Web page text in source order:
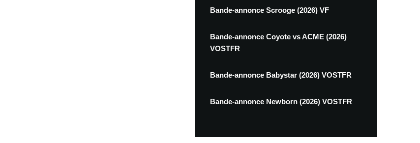
Bande-annonce Scrooge (2026) VF
Bande-annonce Coyote vs ACME (2026)
VOSTFR
Bande-annonce Babystar (2026) VOSTFR
Bande-annonce Newborn (2026) VOSTFR